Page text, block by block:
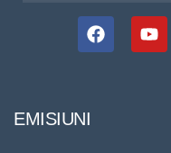
EMISIUNI